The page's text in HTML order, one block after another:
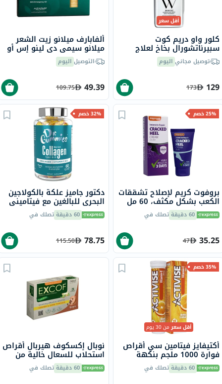
أقل سعر
كلور واو دريم كوت
سبيرناتشورال بخاخ لعلاج
تجعد الشعر، 200 مل
توصيل مجاني اليوم
129
173
ألفابارف ميلانو زيت الشعر
ميلانو سيمي دي لينو إس أو
إس ، علاج احترافي لإعادة بناء
التوصيل اليوم
49.39
109.75
25% خصم
بروفوت كريم لإصلاح تشققات
الكعب بشكل مكثف، 60 مل
60 دقيقة تصلك في
35.25
47
32% خصم
دكتور جاميز علكة بالكولاجين
البحري للبالغين مع فيتاميني
ج وهـ، حزمة من 60
60 دقيقة تصلك في
78.75
115.50
35% خصم
أقل سعرمن 30 يوم
أكتيفايز فيتامين سي أقراص
فوارة 1000 ملجم بنكهة
البرتقال حزمة من 20
60 دقيقة تصلك في
نوبال إكسكوف هيربال أقراص
استحلاب للسعال خالية من
السكر، بنكهة الزنجبيل، حزمة
من 24 60 دقيقة تصلك في